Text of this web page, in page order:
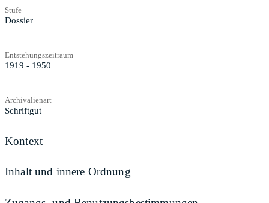
Stufe
Dossier
Entstehungszeitraum
1919 - 1950
Archivalienart
Schriftgut
Kontext
Inhalt und innere Ordnung